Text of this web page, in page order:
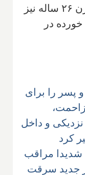
صبح به قتل رسیدند. فعلا یک زن ۲۶ ساله نیز
گلوله خورده در
و پسر را برای
نزدیکی و داخل
کرد
مراقب
جدید سرقت